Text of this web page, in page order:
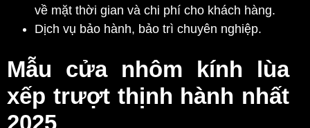
về mặt thời gian và chi phí cho khách hàng.
Dịch vụ bảo hành, bảo trì chuyên nghiệp.
Mẫu cửa nhôm kính lùa
xếp trượt thịnh hành nhất
2025